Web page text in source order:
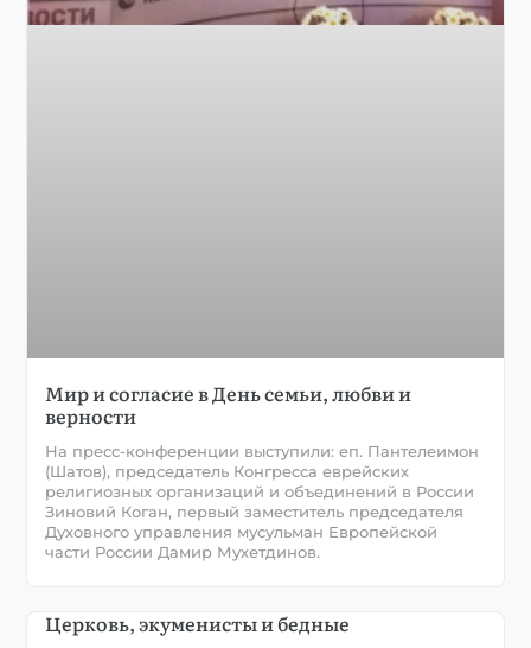
Мир и согласие в День семьи, любви и
верности
На пресс-конференции выступили: еп. Пантелеимон
(Шатов), председатель Конгресса еврейских
религиозных организаций и объединений в России
Зиновий Коган, первый заместитель председателя
Духовного управления мусульман Европейской
части России Дамир Мухетдинов.
Церковь, экуменисты и бедные